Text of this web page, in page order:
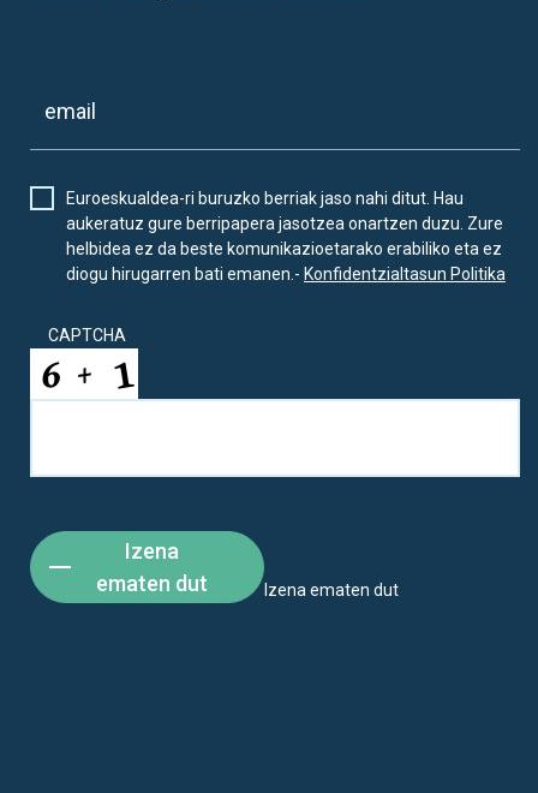
Euroeskualdea-ri buruzko berriak jaso nahi ditut. Hau
aukeratuz gure berripapera jasotzea onartzen duzu. Zure
helbidea ez da beste komunikazioetarako erabiliko eta ez
diogu hirugarren bati emanen.- Konfidentzialtasun Politika
CAPTCHA
Izena
ematen dut
Izena ematen dut